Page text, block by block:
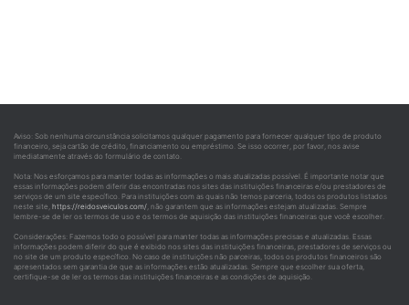
Aviso: Sob nenhuma circunstância solicitamos qualquer pagamento para fornecer qualquer tipo de produto
financeiro, seja cartão de crédito, financiamento ou empréstimo. Se isso ocorrer, por favor, nos avise
imediatamente através do formulário de contato.
Nota: Nos esforçamos para manter todas as informações o mais atualizadas possível. É importante notar que
essas informações podem diferir das encontradas nos sites das instituições financeiras e/ou prestadores de
serviços de um site específico. Para instituições com as quais não temos parceria, todos os produtos listados
neste site, https://reidosveiculos.com/, não garantem que as informações estejam atualizadas. Sempre
lembre-se de ler os termos de uso e os termos de aquisição das instituições financeiras que você escolher.
Considerações: Fazemos todo o possível para manter todas as informações precisas e atualizadas. Essas
informações podem diferir do que é exibido nos sites das instituições financeiras, prestadores de serviços ou
no site de um produto específico. No caso de instituições não parceiras, todos os produtos financeiros são
apresentados sem garantia de que as informações estão atualizadas. Sempre que escolher sua oferta,
certifique-se de ler os termos das instituições financeiras e as condições de aquisição.